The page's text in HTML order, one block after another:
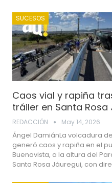
SUCESOS
Caos vial y rapiña
tráiler en Santa Rosa
REDACCIÓN May 14, 2026
Ángel DamiánLa volcadura
generó caos y rapiña en el
Buenavista, a la altura del
Santa Rosa Jáuregui, con